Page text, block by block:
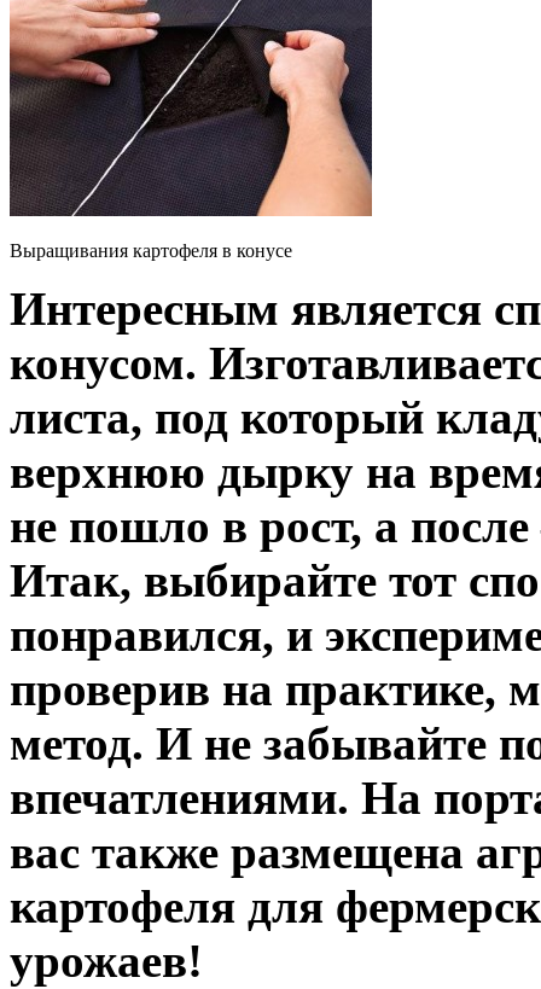
Выращивания картофеля в конусе
Интересным является
конусом.
листа, под который
верхнюю дырку на
не пошло в рост, а
Итак, выбирайте тот
понравился, и
проверив на практике,
метод. И не забывайте
впечатлениями. На
вас также размещена
картофеля для
урожаев!